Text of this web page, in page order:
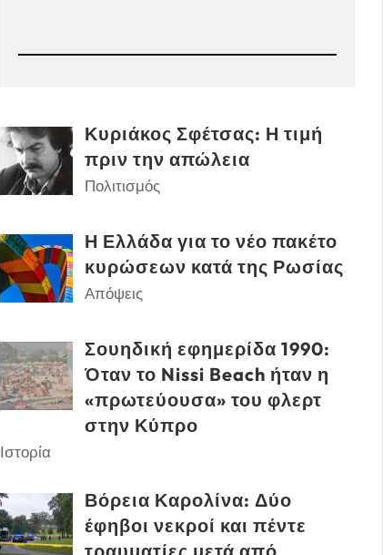
Κυριάκος Σφέτσας: Η τιμή
πριν την απώλεια
Πολιτισμός
Η Ελλάδα για το νέο πακέτο
κυρώσεων κατά της Ρωσίας
Απόψεις
Σουηδική εφημερίδα 1990:
Όταν το Nissi Beach ήταν η
«πρωτεύουσα» του φλερτ
στην Κύπρο
Ιστορία
Βόρεια Καρολίνα: Δύο
έφηβοι νεκροί και πέντε